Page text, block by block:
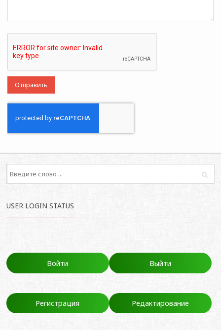
USER LOGIN STATUS
Войти Выйти
Регистрация Редактирование